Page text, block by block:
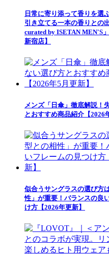
日常に寄り添って香りを選
引き立てる一本の香りとの
curated by ISETAN MEN'S
新宿店】
メンズ「日傘」徹底解説！
とおすすめ商品紹介【2026
似合うサングラスの選び方
性」が重要！バランスの良
け方【2026年更新】